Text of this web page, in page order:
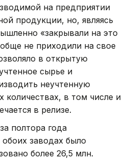
на предприятии
продукции, но, являясь
«закрывали на это
не приходили на свое
в открытую
сырье и
неучтенную
в том числе и
в релизе.
полтора года
заводах было
более 26,5 млн.